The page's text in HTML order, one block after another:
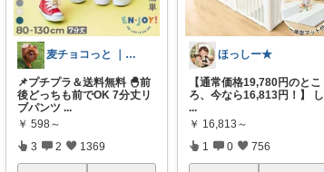
麦チョコっと ｜ キッズ＆ベビー 夏
📌プチプラ＆送料無料 🐣前
後どっちも前でOK 7分丈リ
ブパンツ ...
￥ 598～
3 2 1369
ほっしー★
【通常価格19,780円のとこ
ろ、今なら16,813円！】 し
...
￥ 16,813～
1 0 756